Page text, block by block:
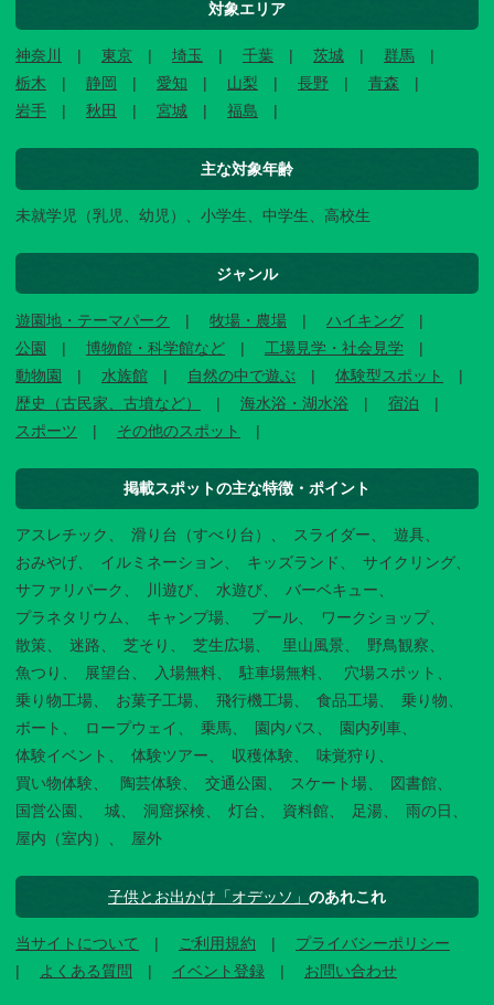
対象エリア
神奈川 東京 埼玉 千葉 茨城
群馬
栃木
静岡 愛知 山梨 長野
青森
岩手
秋田 宮城 福島
主な対象年齢
未就学児（乳児、幼児）、小学生、中学生、高校生
ジャンル
遊園地・テーマパーク 牧場・農場
ハイキング
公園
博物館・科学館など
工場見学・社会見学
動物園
水族館 自然の中で遊ぶ
体験型スポット
歴史（古民家、古墳など）
海水浴・湖水浴
宿泊
スポーツ
その他のスポット
掲載スポットの主な特徴・ポイント
アスレチック 滑り台（すべり台） スライダー
遊具
おみやげ
イルミネーション キッズランド
サイクリング
サファリパーク
川遊び 水遊び
バーベキュー
プラネタリウム
キャンプ場 プール
ワークショップ
散策
迷路 芝そり 芝生広場 里山風景
野鳥観察
魚つり
展望台 入場無料 駐車場無料
穴場スポット
乗り物工場
お菓子工場 飛行機工場 食品工場
乗り物
ボート
ロープウェイ 乗馬 園内バス
園内列車
体験イベント
体験ツアー 収穫体験
味覚狩り
買い物体験
陶芸体験 交通公園 スケート場
図書館
国営公園
城 洞窟探検 灯台 資料館 足湯
雨の日
屋内（室内）
屋外
子供とお出かけ「オデッソ」 のあれこれ
当サイトについて ご利用規約
プライバシーポリシー
よくある質問
イベント登録 お問い合わせ